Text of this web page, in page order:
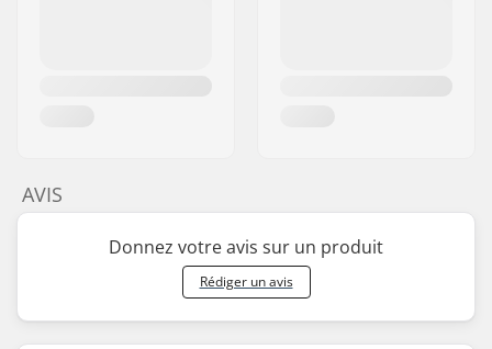
AVIS
Donnez votre avis sur un produit
Rédiger un avis